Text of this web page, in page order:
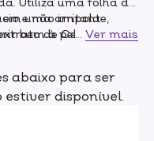
em uma ampola
de Centella
e não irritante,
bem à pele para
Ver mais
abaixo para ser
estiver disponível.